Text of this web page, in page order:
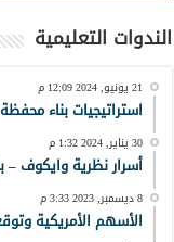
الندوات التعليمية
21 يونيو, 2024 12:09 م
استراتيجيات بناء
30 يناير, 2024 1:32 م
أسرار نظرية وايكوف –
8 ديسمبر, 2023 3:33 م
الأسهم الأمريكية وتوقعات 2024 – استراتيجيات